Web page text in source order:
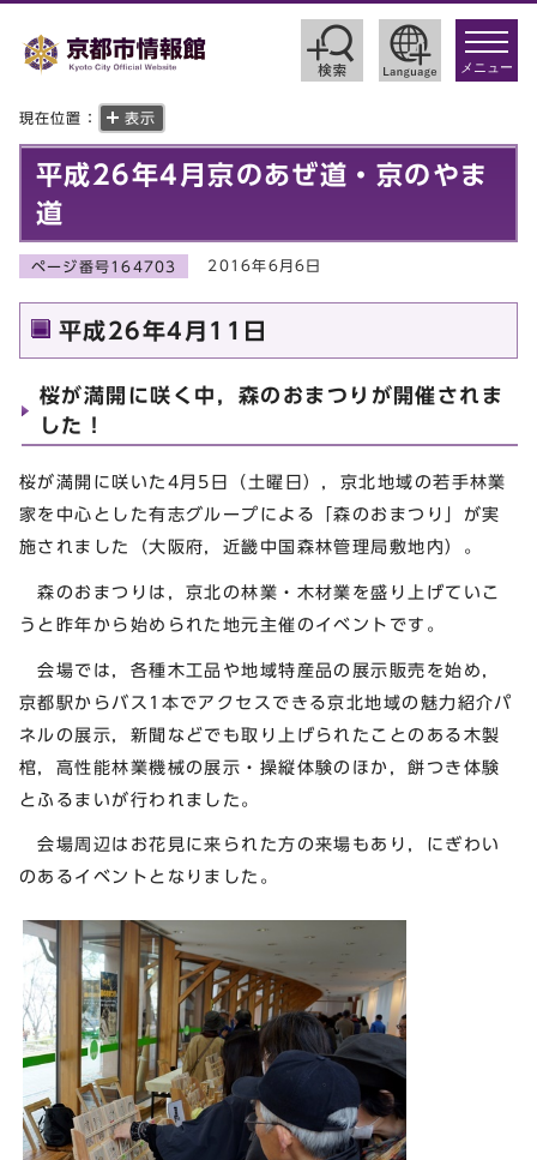
toggle
メニュー
現在位置： 表示
平成26年4月京のあぜ道・京のやま
道
ページ番号164703 2016年6月6日
平成26年4月11日
桜が満開に咲く中，森のおまつりが開催されま
した！
桜が満開に咲いた4月5日（土曜日），京北地域の若手林業
家を中心とした有志グループによる「森のおまつり」が実
施されました（大阪府，近畿中国森林管理局敷地内）。
森のおまつりは，京北の林業・木材業を盛り上げていこ
うと昨年から始められた地元主催のイベントです。
会場では，各種木工品や地域特産品の展示販売を始め，
京都駅からバス1本でアクセスできる京北地域の魅力紹介パ
ネルの展示，新聞などでも取り上げられたことのある木製
棺，高性能林業機械の展示・操縦体験のほか，餅つき体験
とふるまいが行われました。
会場周辺はお花見に来られた方の来場もあり，にぎわい
のあるイベントとなりました。